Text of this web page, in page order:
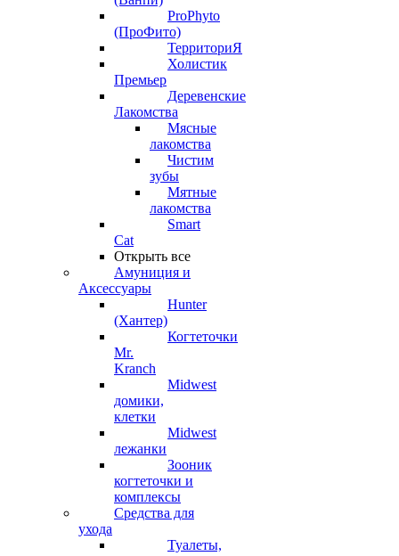
ProPhyto
(ПроФито)
ТерриториЯ
Холистик
Премьер
Деревенские
Лакомства
Мясные
лакомства
Чистим
зубы
Мятные
лакомства
Smart
Cat
Открыть все
Амуниция и
Аксессуары
Hunter
(Хантер)
Когтеточки
Mr.
Kranch
Midwest
домики,
клетки
Midwest
лежанки
Зооник
когтеточки и
комплексы
Средства для
ухода
Туалеты,